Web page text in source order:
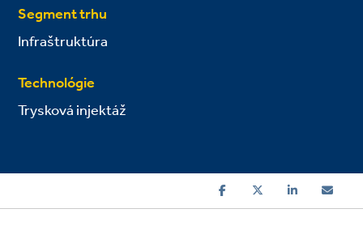
Segment trhu
Infraštruktúra
Technológie
Trysková injektáž